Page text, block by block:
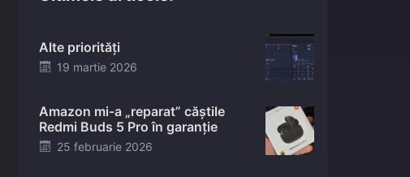
Alte priorități
Posted
19 martie 2026
Amazon mi-a „reparat” căștile
Redmi Buds 5 Pro în garanție
Posted
25 februarie 2026